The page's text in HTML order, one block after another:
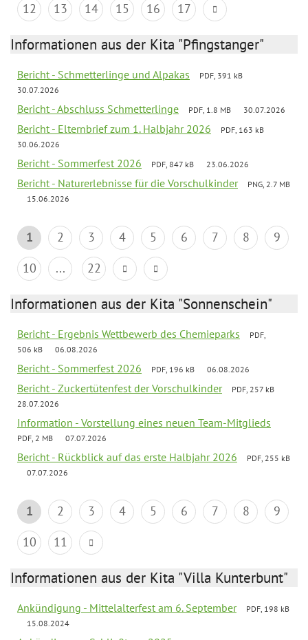
12
13 14 15 16 17
Informationen aus der Kita "Pfingstanger"
Bericht - Schmetterlinge und Alpakas
PDF, 391 kB
30.07.2026
Bericht - Abschluss Schmetterlinge PDF, 1.8 MB 30.07.2026
Bericht - Elternbrief zum 1. Halbjahr 2026
PDF, 163 kB
30.06.2026
Bericht - Sommerfest 2026 PDF, 847 kB 23.06.2026
Bericht - Naturerlebnisse für die Vorschulkinder
PNG, 2.7 MB
15.06.2026
1 2 3 4 5 6 7 8
9
10
... 22
Informationen aus der Kita "Sonnenschein"
Bericht - Ergebnis Wettbewerb des Chemieparks
PDF,
506 kB
06.08.2026
Bericht - Sommerfest 2026 PDF, 196 kB 06.08.2026
Bericht - Zuckertütenfest der Vorschulkinder
PDF, 257 kB
28.07.2026
Information - Vorstellung eines neuen Team-Mitglieds
PDF, 2 MB 07.07.2026
Bericht - Rückblick auf das erste Halbjahr 2026
PDF, 255 kB
07.07.2026
1 2 3 4 5 6 7 8
9
10
11
Informationen aus der Kita "Villa Kunterbunt"
Ankündigung - Mittelalterfest am 6. September
PDF, 198 kB
15.08.2024